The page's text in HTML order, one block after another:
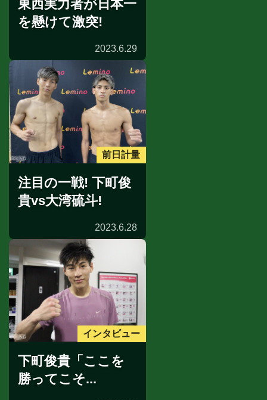
東西実力者が日本一
を懸けて激突!
2023.6.29
前日計量
注目の一戦! 下町俊
貴vs大湾硫斗!
2023.6.28
インタビュー
下町俊貴「ここを
勝ってこそ...